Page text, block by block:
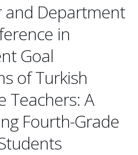
and Department
in
Goal
of Turkish
Teachers: A
Fourth-Grade